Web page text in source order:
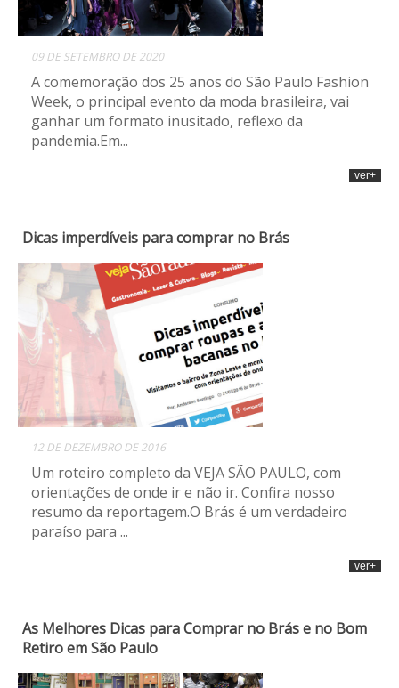
09 DE SETEMBRO DE 2020
A comemoração dos 25 anos do São Paulo Fashion
Week, o principal evento da moda brasileira, vai
ganhar um formato inusitado, reflexo da
pandemia.Em...
ver+
Dicas imperdíveis para comprar no Brás
12 DE DEZEMBRO DE 2016
Um roteiro completo da VEJA SÃO PAULO, com
orientações de onde ir e não ir. Confira nosso
resumo da reportagem.O Brás é um verdadeiro
paraíso para ...
ver+
As Melhores Dicas para Comprar no Brás e no Bom
Retiro em São Paulo